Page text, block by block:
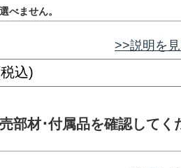
べません。
>>説明を
部材･付属品を確認してく